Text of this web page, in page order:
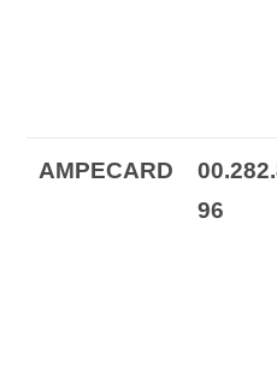
AMPECARD
96